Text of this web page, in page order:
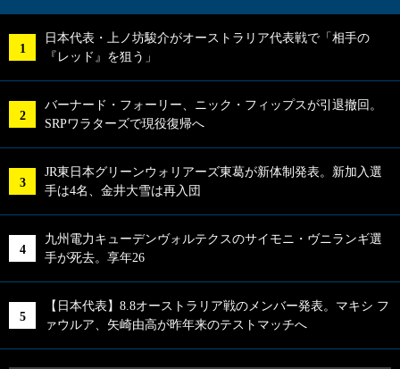
日本代表・上ノ坊駿介がオーストラリア代表戦で「相手の
『レッド』を狙う」
バーナード・フォーリー、ニック・フィップスが引退撤回。
SRPワラターズで現役復帰へ
JR東日本グリーンウォリアーズ東葛が新体制発表。新加入選
手は4名、金井大雪は再入団
九州電力キューデンヴォルテクスのサイモニ・ヴニランギ選
手が死去。享年26
【日本代表】8.8オーストラリア戦のメンバー発表。マキシ フ
ァウルア、矢崎由高が昨年来のテストマッチへ